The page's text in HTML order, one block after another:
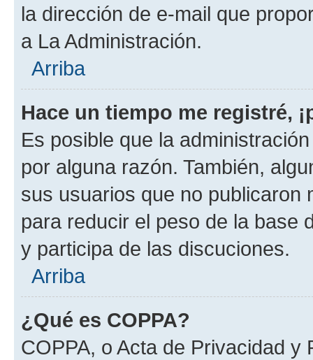
la dirección de e-mail que
a La Administración.
Arriba
Hace un tiempo me registré,
Es posible que la
por alguna razón. También,
sus usuarios que no publicaron
para reducir el peso de la base
y participa de las discuciones.
Arriba
¿Qué es COPPA?
COPPA, o Acta de Privacidad